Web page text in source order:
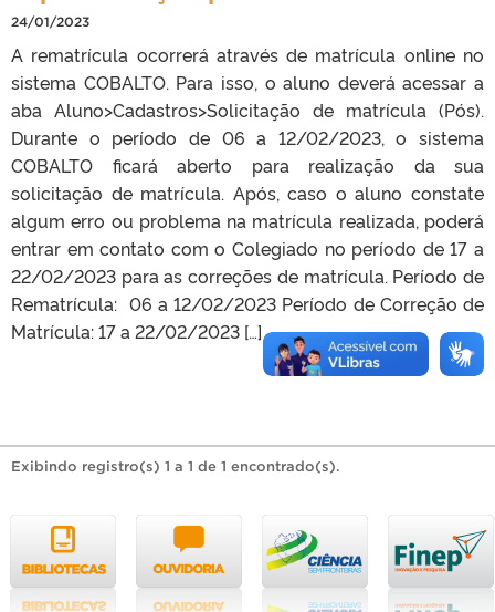
24/01/2023
A rematrícula ocorrerá através de matrícula online no
sistema COBALTO. Para isso, o aluno deverá acessar a
aba Aluno>Cadastros>Solicitação de matrícula (Pós).
Durante o período de 06 a 12/02/2023, o sistema
COBALTO ficará aberto para realização da sua
solicitação de matrícula. Após, caso o aluno constate
algum erro ou problema na matrícula realizada, poderá
entrar em contato com o Colegiado no período de 17 a
22/02/2023 para as correções de matrícula. Período de
Rematrícula: 06 a 12/02/2023 Período de Correção de
Matrícula: 17 a 22/02/2023 […]
Exibindo registro(s) 1 a 1 de 1 encontrado(s).